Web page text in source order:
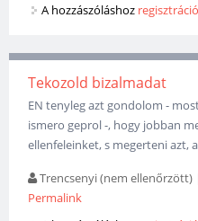
A hozzászóláshoz regisztráció
Tekozold bizalmadat
EN tenyleg azt gondolom -
ismero geprol -, hogy jobban
ellenfeleinket, s megerteni azt,
Trencsenyi (nem ellenőrzött)
Permalink